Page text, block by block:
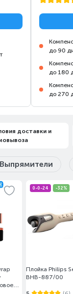
до 90
до 180
до 270
доставки и
Выпрямители
0-0-24 -32%
Плойка Philips
BHB-887/00